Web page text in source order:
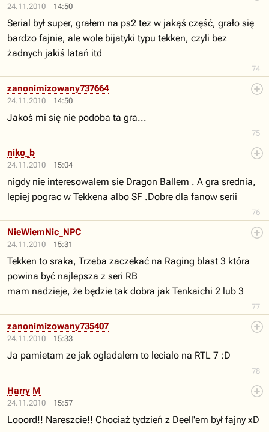
24.11.2010 14:50
74
Serial był super, grałem na ps2 tez w jakąś część, grało się
bardzo fajnie, ale wole bijatyki typu tekken, czyli bez
żadnych jakiś latań itd
24.11.2010 14:50
75
zanonimizowany737664
Jakoś mi się nie podoba ta gra...
24.11.2010 15:04
76
niko_b
nigdy nie interesowalem sie Dragon Ballem . A gra srednia,
lepiej pograc w Tekkena albo SF .Dobre dla fanow serii
24.11.2010 15:31
77
NieWiemNic_NPC
Tekken to sraka, Trzeba zaczekać na Raging blast 3 która
powina być najlepsza z seri RB
mam nadzieje, że będzie tak dobra jak Tenkaichi 2 lub 3
24.11.2010 15:33
78
zanonimizowany735407
Ja pamietam ze jak ogladalem to lecialo na RTL 7 :D
24.11.2010 15:57
Harry M
Looord!! Nareszcie!! Chociaż tydzień z Deell'em był fajny xD